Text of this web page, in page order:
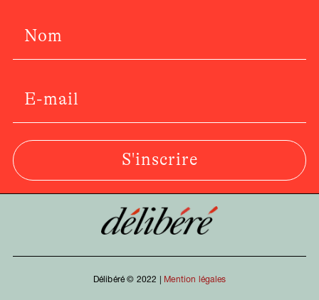
S'inscrire
Délibéré © 2022 | Mention légales